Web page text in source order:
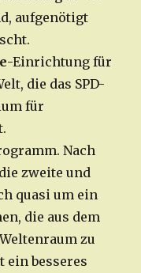
aufgenötigt
-Einrichtung für
die das SPD-
für
Nach
zweite und
quasi um ein
die aus dem
zu
besseres